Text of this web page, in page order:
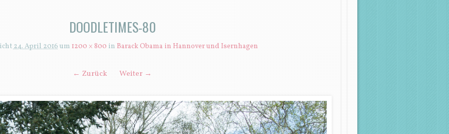
DOODLETIMES-80
24. April 2016 um 1200 × 800 in Barack Obama in Hannover und Isernhagen
← Zurück Weiter →